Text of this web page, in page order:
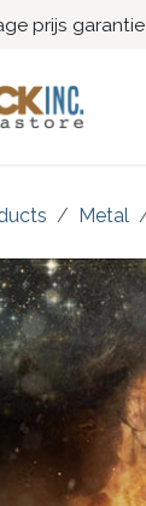
prijs garantie
Metal